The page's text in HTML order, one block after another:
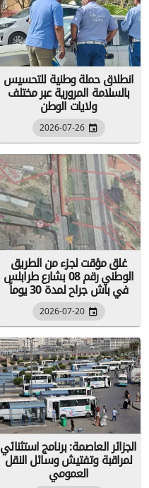
انطلاق حملة وطنية للتحسيس
بالسلامة المرورية عبر مختلف
ولايات الوطن
2026-07-26
غلق مؤقت لجزء من الطريق
الوطني رقم 08 بشارع طرابلس
في باش جراح لمدة 30 يوماً
2026-07-20
الجزائر العاصمة: برنامج استثنائي
لمراقبة وتفتيش وسائل النقل
العمومي